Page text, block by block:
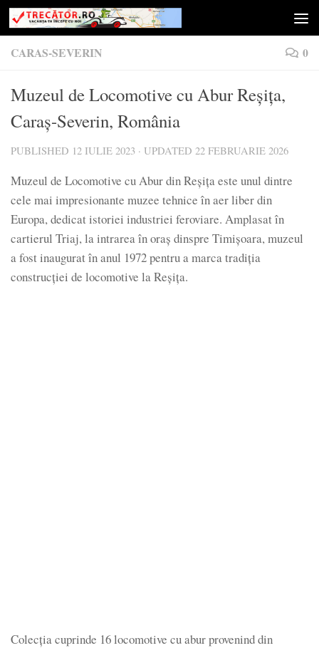
Skip to content
CARAS-SEVERIN 0
Muzeul de Locomotive cu Abur Reșița,
Caraș-Severin, România
PUBLISHED 12 IULIE 2023 · UPDATED 22 FEBRUARIE 2026
Muzeul de Locomotive cu Abur din Reșița este unul dintre
cele mai impresionante muzee tehnice în aer liber din
Europa, dedicat istoriei industriei feroviare. Amplasat în
cartierul Triaj, la intrarea în oraș dinspre Timișoara, muzeul
a fost inaugurat în anul 1972 pentru a marca tradiția
construcției de locomotive la Reșița.
Colecția cuprinde 16 locomotive cu abur provenind din